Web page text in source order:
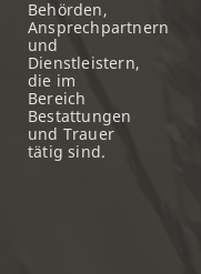
Behörden,
Ansprechpartnern
und
Dienstleistern,
die im
Bereich
Bestattungen
und Trauer
tätig sind.